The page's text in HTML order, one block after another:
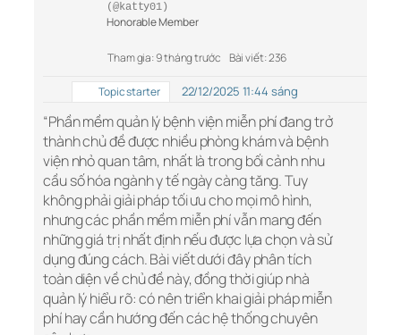
(@katty01)
Honorable Member
Tham gia: 9 tháng trước Bài viết: 236
Topic starter 22/12/2025 11:44 sáng
“Phần mềm quản lý bệnh viện miễn phí đang trở
thành chủ đề được nhiều phòng khám và bệnh
viện nhỏ quan tâm, nhất là trong bối cảnh nhu
cầu số hóa ngành y tế ngày càng tăng. Tuy
không phải giải pháp tối ưu cho mọi mô hình,
nhưng các phần mềm miễn phí vẫn mang đến
những giá trị nhất định nếu được lựa chọn và sử
dụng đúng cách. Bài viết dưới đây phân tích
toàn diện về chủ đề này, đồng thời giúp nhà
quản lý hiểu rõ: có nên triển khai giải pháp miễn
phí hay cần hướng đến các hệ thống chuyên